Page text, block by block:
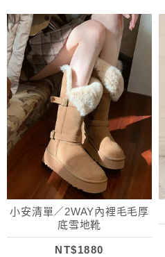
小安清單／2WAY內裡毛毛厚
底雪地靴
NT$1880